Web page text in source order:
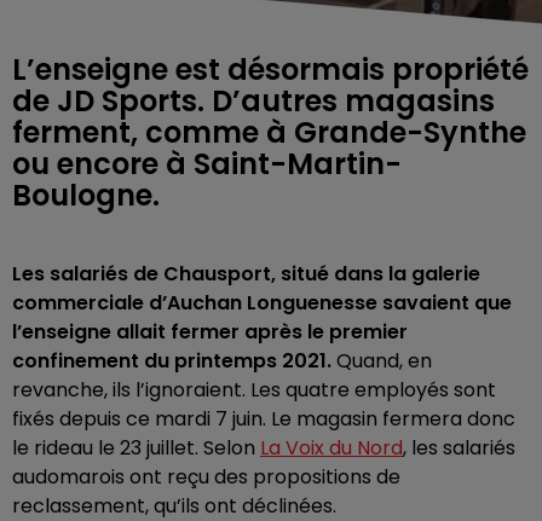
L’enseigne est désormais propriété
de JD Sports. D’autres magasins
ferment, comme à Grande-Synthe
ou encore à Saint-Martin-
Boulogne.
Les salariés de Chausport, situé dans la galerie
commerciale d’Auchan Longuenesse savaient que
l’enseigne allait fermer après le premier
confinement du printemps 2021.Quand, en
revanche, ils l’ignoraient. Les quatre employés sont
fixés depuis ce mardi 7 juin. Le magasin fermera donc
le rideau le 23 juillet. Selon La Voix du Nord, les salariés
audomarois ont reçu des propositions de
reclassement, qu’ils ont déclinées.